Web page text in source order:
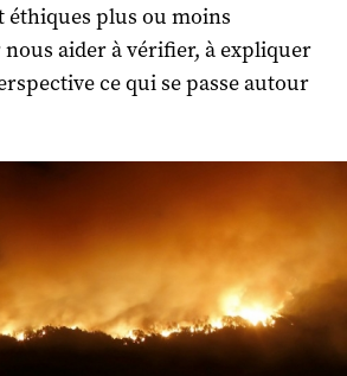
éthiques plus ou moins
aider à vérifier, à expliquer
ce qui se passe autour